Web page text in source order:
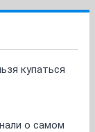
купаться
о самом